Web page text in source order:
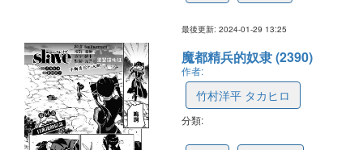
最後更新: 2024-01-29 13:25
魔都精兵的奴隶 (2390)
作者:
竹村洋平 タカヒロ
分類: